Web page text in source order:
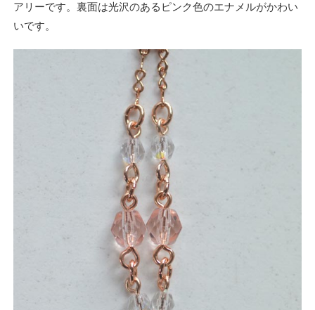
アリーです。裏面は光沢のあるピンク色のエナメルがかわい
いです。